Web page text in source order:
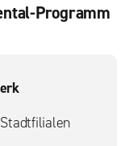
Programm